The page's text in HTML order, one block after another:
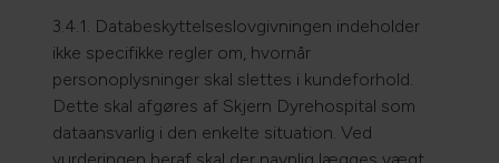
3.4.1. Databeskyttelseslovgivningen indeholder
ikke specifikke regler om, hvornår
personoplysninger skal slettes i kundeforhold.
Dette skal afgøres af Skjern Dyrehospital som
dataansvarlig i den enkelte situation. Ved